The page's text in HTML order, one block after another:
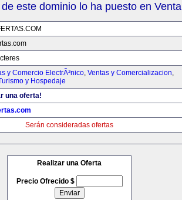
este dominio lo ha puesto en Venta
y Comercio ElectrÃ³nico, Ventas y Comercializacion,
y Hospedaje
una oferta!
Serán consideradas ofertas
Realizar una Oferta
Precio Ofrecido $